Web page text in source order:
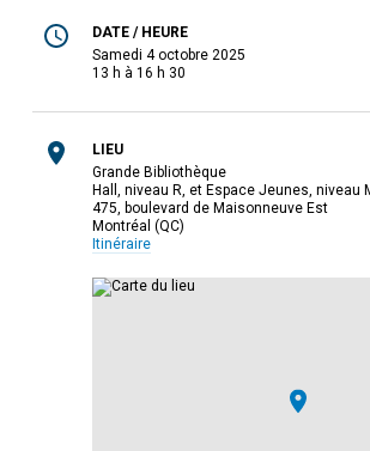
DATE / HEURE
samedi 4 octobre 2025
13 h à 16 h 30
LIEU
Grande Bibliothèque
Hall, niveau R, et Espace Jeunes, niveau
475, boulevard de Maisonneuve Est
Montréal (QC)
Itinéraire